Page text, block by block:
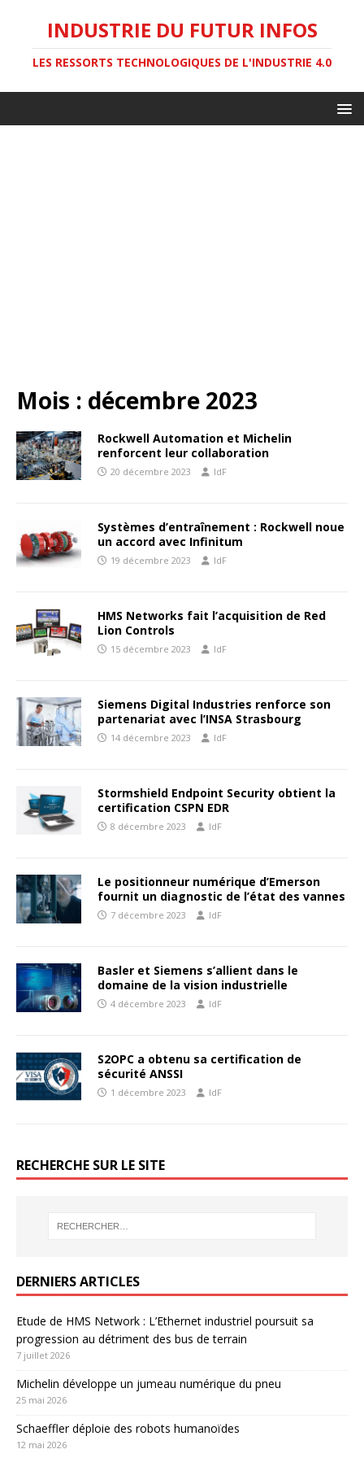
INDUSTRIE DU FUTUR INFOS
LES RESSORTS TECHNOLOGIQUES DE L'INDUSTRIE 4.0
Mois : décembre 2023
Rockwell Automation et Michelin
renforcent leur collaboration
20 décembre 2023 IdF
Systèmes d’entraînement : Rockwell noue
un accord avec Infinitum
19 décembre 2023 IdF
HMS Networks fait l’acquisition de Red
Lion Controls
15 décembre 2023 IdF
Siemens Digital Industries renforce son
partenariat avec l’INSA Strasbourg
14 décembre 2023 IdF
Stormshield Endpoint Security obtient la
certification CSPN EDR
8 décembre 2023 IdF
Le positionneur numérique d’Emerson
fournit un diagnostic de l’état des vannes
7 décembre 2023 IdF
Basler et Siemens s’allient dans le
domaine de la vision industrielle
4 décembre 2023 IdF
S2OPC a obtenu sa certification de
sécurité ANSSI
1 décembre 2023 IdF
RECHERCHE SUR LE SITE
DERNIERS ARTICLES
Etude de HMS Network : L’Ethernet industriel poursuit sa
progression au détriment des bus de terrain
7 juillet 2026
Michelin développe un jumeau numérique du pneu
25 mai 2026
Schaeffler déploie des robots humanoïdes
12 mai 2026